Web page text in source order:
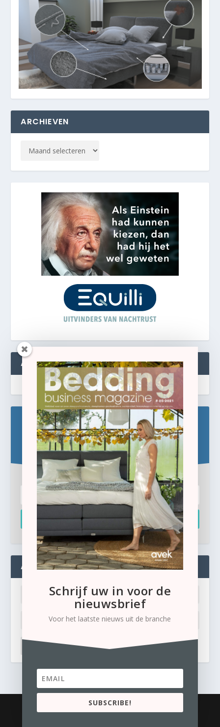
ARCHIEVEN
ABONNEREN
Blijf op de hoogte!
Schrijf u hier in voor de gratis e-newsletter.
Inschrijven
ADMIN
Ik ben mijn wachtwoord kwijt
Business Content Media
Schrijf uw in voor de
nieuwsbrief
Voor het laatste nieuws uit de branche
SUBSCRIBE!